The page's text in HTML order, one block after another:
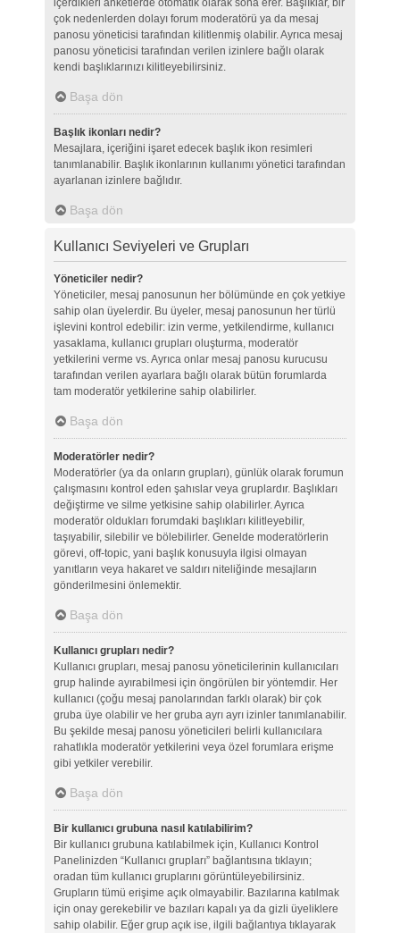
içerdikleri anketlerde otomatik olarak sona erer. Başlıklar, bir
çok nedenlerden dolayı forum moderatörü ya da mesaj
panosu yöneticisi tarafından kilitlenmiş olabilir. Ayrıca mesaj
panosu yöneticisi tarafından verilen izinlere bağlı olarak
kendi başlıklarınızı kilitleyebilirsiniz.
Başa dön
Başlık ikonları nedir?
Mesajlara, içeriğini işaret edecek başlık ikon resimleri
tanımlanabilir. Başlık ikonlarının kullanımı yönetici tarafından
ayarlanan izinlere bağlıdır.
Başa dön
Kullanıcı Seviyeleri ve Grupları
Yöneticiler nedir?
Yöneticiler, mesaj panosunun her bölümünde en çok yetkiye
sahip olan üyelerdir. Bu üyeler, mesaj panosunun her türlü
işlevini kontrol edebilir: izin verme, yetkilendirme, kullanıcı
yasaklama, kullanıcı grupları oluşturma, moderatör
yetkilerini verme vs. Ayrıca onlar mesaj panosu kurucusu
tarafından verilen ayarlara bağlı olarak bütün forumlarda
tam moderatör yetkilerine sahip olabilirler.
Başa dön
Moderatörler nedir?
Moderatörler (ya da onların grupları), günlük olarak forumun
çalışmasını kontrol eden şahıslar veya gruplardır. Başlıkları
değiştirme ve silme yetkisine sahip olabilirler. Ayrıca
moderatör oldukları forumdaki başlıkları kilitleyebilir,
taşıyabilir, silebilir ve bölebilirler. Genelde moderatörlerin
görevi, off-topic, yani başlık konusuyla ilgisi olmayan
yanıtların veya hakaret ve saldırı niteliğinde mesajların
gönderilmesini önlemektir.
Başa dön
Kullanıcı grupları nedir?
Kullanıcı grupları, mesaj panosu yöneticilerinin kullanıcıları
grup halinde ayırabilmesi için öngörülen bir yöntemdir. Her
kullanıcı (çoğu mesaj panolarından farklı olarak) bir çok
gruba üye olabilir ve her gruba ayrı ayrı izinler tanımlanabilir.
Bu şekilde mesaj panosu yöneticileri belirli kullanıcılara
rahatlıkla moderatör yetkilerini veya özel forumlara erişme
gibi yetkiler verebilir.
Başa dön
Bir kullanıcı grubuna nasıl katılabilirim?
Bir kullanıcı grubuna katılabilmek için, Kullanıcı Kontrol
Panelinizden “Kullanıcı grupları” bağlantısına tıklayın;
oradan tüm kullanıcı gruplarını görüntüleyebilirsiniz.
Grupların tümü erişime açık olmayabilir. Bazılarına katılmak
için onay gerekebilir ve bazıları kapalı ya da gizli üyeliklere
sahip olabilir. Eğer grup açık ise, ilgili bağlantıya tıklayarak